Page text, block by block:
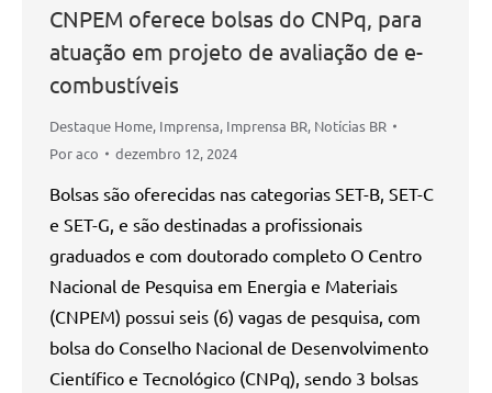
CNPEM oferece bolsas do CNPq, para
atuação em projeto de avaliação de e-
combustíveis
Destaque Home, Imprensa, Imprensa BR, Notícias BR
Poraco dezembro 12, 2024
Bolsas são oferecidas nas categorias SET-B, SET-C
e SET-G, e são destinadas a profissionais
graduados e com doutorado completo O Centro
Nacional de Pesquisa em Energia e Materiais
(CNPEM) possui seis (6) vagas de pesquisa, com
bolsa do Conselho Nacional de Desenvolvimento
Científico e Tecnológico (CNPq), sendo 3 bolsas